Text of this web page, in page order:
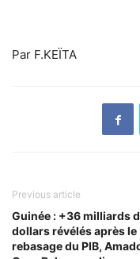
Par F.KEÏTA
Previous article
Guinée : +36 milliards
dollars révélés après le
rebasage du PIB,